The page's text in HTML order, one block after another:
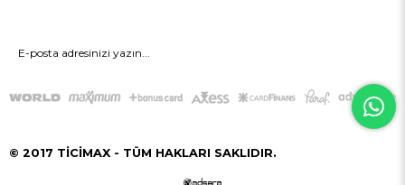
GÖNDER
© 2017 TİCİMAX - TÜM HAKLARI SAKLIDIR.